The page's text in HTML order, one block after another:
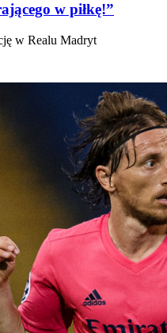
w piłkę!”
w Realu Madryt